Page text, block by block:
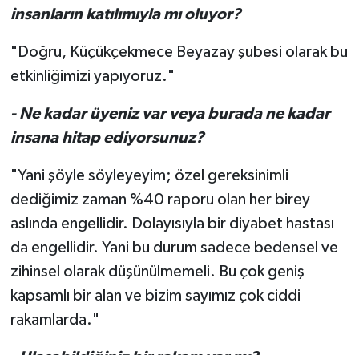
insanların katılımıyla mı oluyor?
"Doğru, Küçükçekmece Beyazay şubesi olarak bu
etkinliğimizi yapıyoruz."
- Ne kadar üyeniz var veya burada ne kadar
insana hitap ediyorsunuz?
"Yani şöyle söyleyeyim; özel gereksinimli
dediğimiz zaman %40 raporu olan her birey
aslında engellidir. Dolayısıyla bir diyabet hastası
da engellidir. Yani bu durum sadece bedensel ve
zihinsel olarak düşünülmemeli. Bu çok geniş
kapsamlı bir alan ve bizim sayımız çok ciddi
rakamlarda."